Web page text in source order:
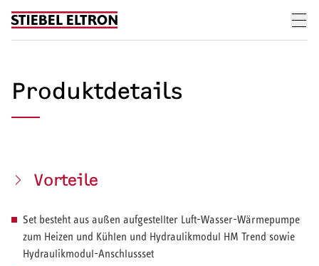
Produktdetails
Vorteile
Set besteht aus außen aufgestellter Luft-Wasser-Wärmepumpe
zum Heizen und Kühlen und Hydraulikmodul HM Trend sowie
Hydraulikmodul-Anschlussset